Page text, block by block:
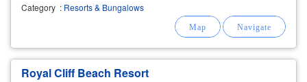
Category : Resorts & Bungalows
Royal Cliff Beach Resort